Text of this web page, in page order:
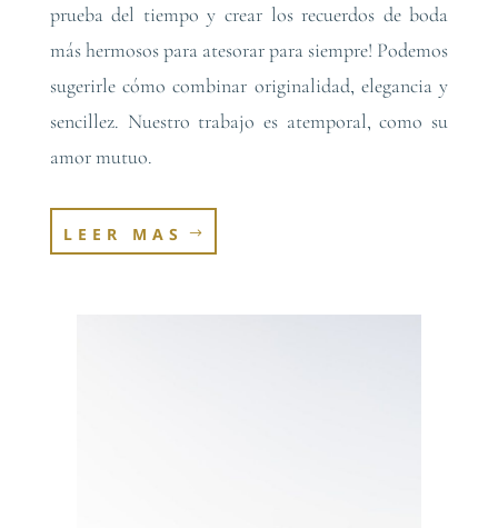
prueba del tiempo y crear los recuerdos de boda
más hermosos para atesorar para siempre! Podemos
sugerirle cómo combinar originalidad, elegancia y
sencillez. Nuestro trabajo es atemporal, como su
amor mutuo.
LEER MAS